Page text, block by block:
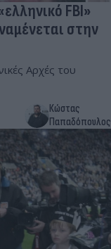
FBI»
στην
Αρχές του
Κώστας
Παπαδόπουλος